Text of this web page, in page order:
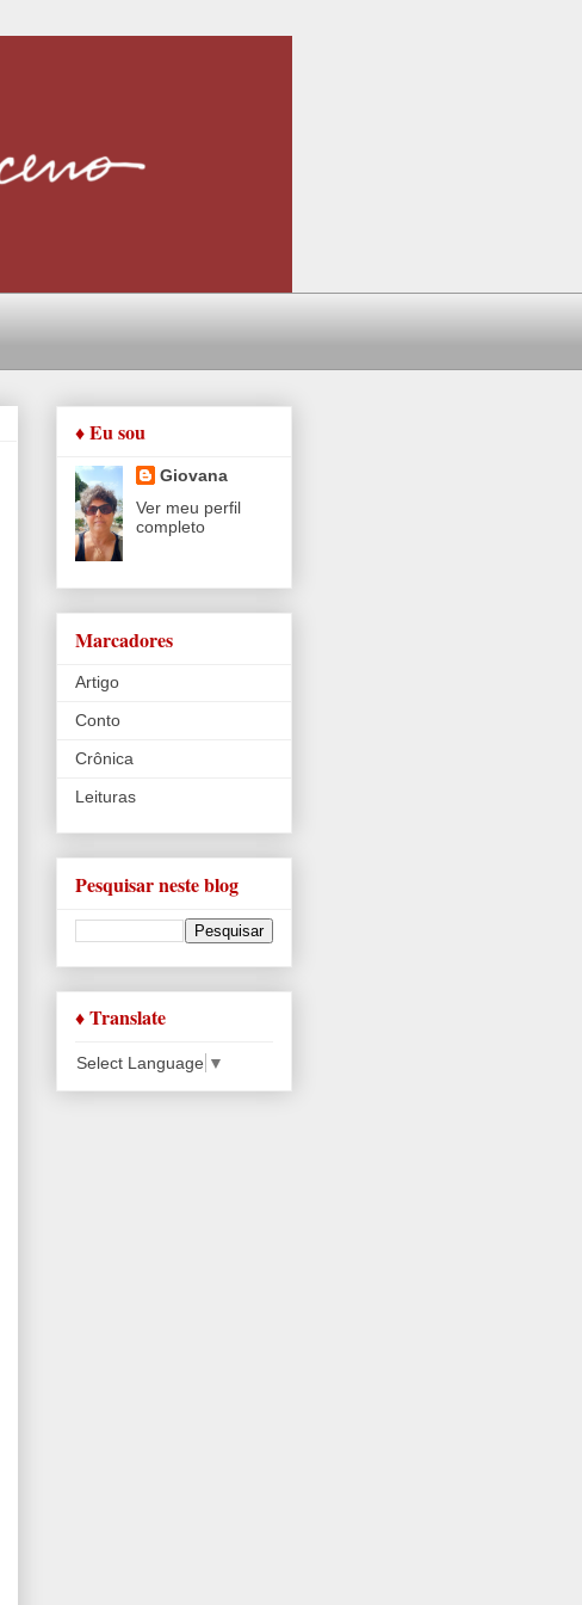
♦ Eu sou
Giovana
Ver meu perfil
completo
Marcadores
Artigo
Conto
Crônica
Leituras
Pesquisar neste blog
♦ Translate
Select Language ▼